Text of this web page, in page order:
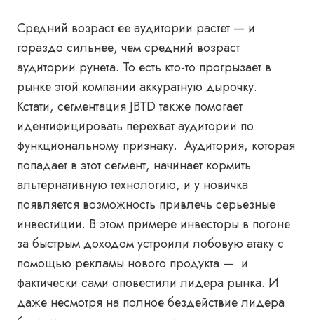
Средний возраст ее аудитории растет — и
гораздо сильнее, чем средний возраст
аудитории рунета. То есть кто-то прогрызает в
рынке этой компании аккуратную дырочку.
Кстати, сегментация JBTD также помогает
идентифицировать перехват аудитории по
функциональному признаку. Аудитория, которая
попадает в этот сегмент, начинает кормить
альтернативную технологию, и у новичка
появляется возможность привлечь серьезные
инвестиции. В этом примере инвесторы в погоне
за быстрым доходом устроили лобовую атаку с
помощью рекламы нового продукта — и
фактически сами оповестили лидера рынка. И
даже несмотря на полное бездействие лидера